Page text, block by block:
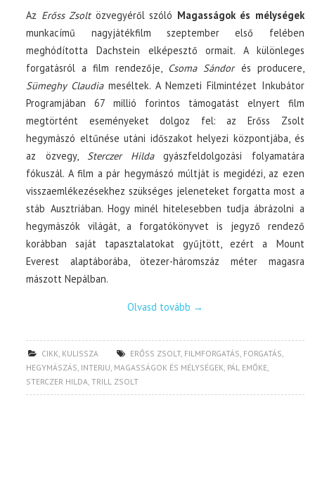
Az Erőss Zsoltözvegyéről szóló Magasságok és mélységek
munkacímű nagyjátékfilm szeptember első felében
meghódította Dachstein elképesztő ormait. A különleges
forgatásról a film rendezője, Csoma Sándorés producere,
Sümeghy Claudiameséltek. A Nemzeti Filmintézet Inkubátor
Programjában 67 millió forintos támogatást elnyert film
megtörtént eseményeket dolgoz fel: az Erőss Zsolt
hegymászó eltűnése utáni időszakot helyezi központjába, és
az özvegy, Sterczer Hildagyászfeldolgozási folyamatára
fókuszál. A film a pár hegymászó múltját is megidézi, az ezen
visszaemlékezésekhez szükséges jeleneteket forgatta most a
stáb Ausztriában. Hogy minél hitelesebben tudja ábrázolni a
hegymászók világát, a forgatókönyvet is jegyző rendező
korábban saját tapasztalatokat gyűjtött, ezért a Mount
Everest alaptáborába, ötezer-háromszáz méter magasra
mászott Nepálban.
Olvasd tovább →
CIKK KULISSZA ERŐSS ZSOLT, FILMFORGATÁS FORGATÁS
HEGYMÁSZÁS INTERJU MAGASSÁGOK ÉS MÉLYSÉGEK PÁL EMŐKE
STERCZER HILDA ,TRILL ZSOLT